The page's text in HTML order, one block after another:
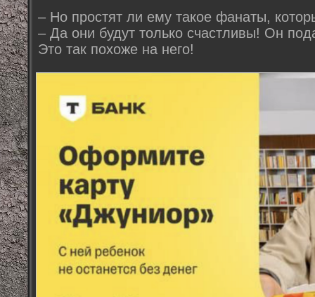
– Но простят ли ему такое фанаты,
– Да они будут только счастливы! Он
Это так похоже на него!